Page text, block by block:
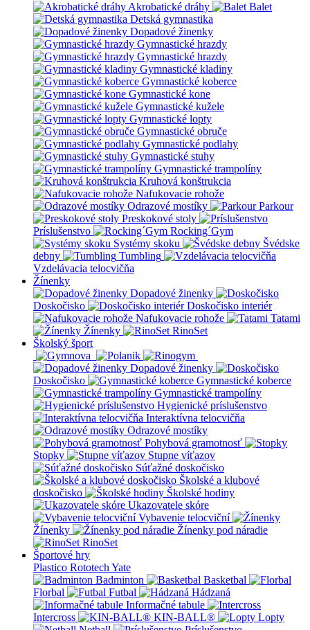
Akrobatické dráhy
Balet
Detská gymnastika
Dopadové žinenky
Gymnastické hrazdy
Gymnastické hrazdy
Gymnastické kladiny
Gymnastické koberce
Gymnastické kone
Gymnastické kužele
Gymnastické lopty
Gymnastické obruče
Gymnastické podlahy
Gymnastické stuhy
Gymnastické trampolíny
Kruhová konštrukcia
Nafukovacie rohože
Odrazové mostíky
Parkour
Preskokové stoly
Príslušenstvo
Rocking´Gym
Systémy skoku
Švédske
debny
Tumbling
Vzdelávacia telocvičňa
Žínenky
Dopadové žinenky
Doskočisko
Doskočisko interiér
Nafukovacie rohože
Tatami
Žínenky
RinoSet
Školský šport
Dopadové žinenky
Doskočisko
Gymnastické koberce
Gymnastické trampolíny
Hygienické príslušenstvo
Interaktívna telocvičňa
Odrazové mostíky
Pohybová gramotnosť
Stopky
Stupne víťazov
Súťažné doskočisko
Školské a klubové
doskočisko
Školské hodiny
Ukazovatele skóre
Vybavenie telocviční
Žínenky
Žínenky pod náradie
RinoSet
Športové hry
Plastico Rototech Yate
Badminton
Basketbal
Florbal
Futbal
Hádzaná
Informačné tabule
Intercross
KIN-BALL®
Lopty